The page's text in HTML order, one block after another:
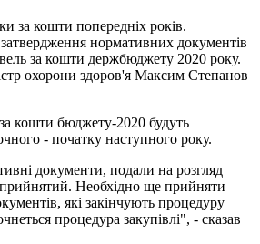
за кошти попередніх років.
затвердження нормативних документів
за кошти держбюджету 2020 року.
охорони здоров'я Максим Степанов
кошти бюджету-2020 будуть
- початку наступного року.
документи, подали на розгляд
прийнятий. Необхідно ще прийняти
які закінчують процедуру
процедура закупівлі", - сказав